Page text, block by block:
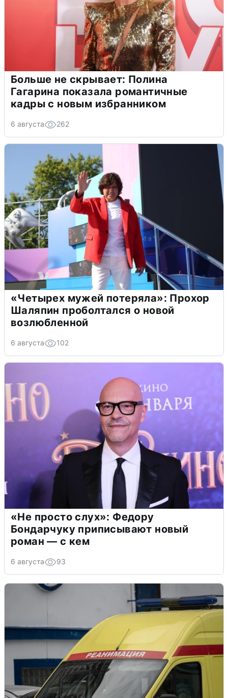
Больше не скрывает: Полина
Гагарина показала романтичные
кадры с новым избранником
6 августа 262
«Четырех мужей потеряла»: Прохор
Шаляпин проболтался о новой
возлюбленной
6 августа 102
«Не просто слух»: Федору
Бондарчуку приписывают новый
роман — с кем
6 августа 93